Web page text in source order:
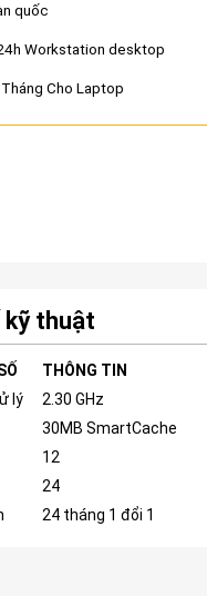
quốc
Workstation desktop
Cho Laptop
kỹ thuật
THÔNG TIN
lý
2.30 GHz
30MB SmartCache
12
24
24 tháng 1 đổi 1